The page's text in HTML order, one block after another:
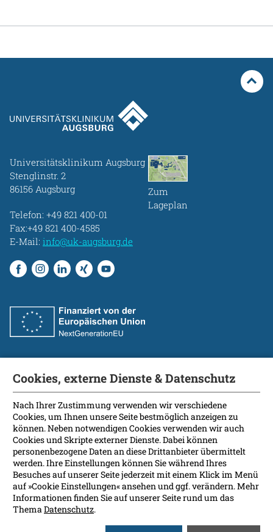
Universitätsklinikum Augsburg
Stenglinstr. 2
86156 Augsburg
Telefon: +49 821 400-01
Fax:+49 821 400-4585
E-Mail: info@uk-augsburg.de
Zum
Lageplan
Fakultät
International Patients
Kontakt
Presse
Soziale Medien
Barrierefreiheit
Datenschutz
Impressum
Cookies, externe Dienste & Datenschutz
Nach Ihrer Zustimmung verwenden wir verschiedene
Cookies, um Ihnen unsere Seite bestmöglich anzeigen zu
können. Neben notwendigen Cookies verwenden wir auch
Cookies und Skripte externer Dienste. Dabei können
personenbezogene Daten an diese Drittanbieter übermittelt
werden. Ihre Einstellungen können Sie während Ihres
Besuches auf unserer Seite jederzeit mit einem Klick im Menü
auf »Cookie Einstellungen« ansehen und ggf. verändern. Mehr
Informationen finden Sie auf unserer Seite rund um das
ThemaDatenschutz.